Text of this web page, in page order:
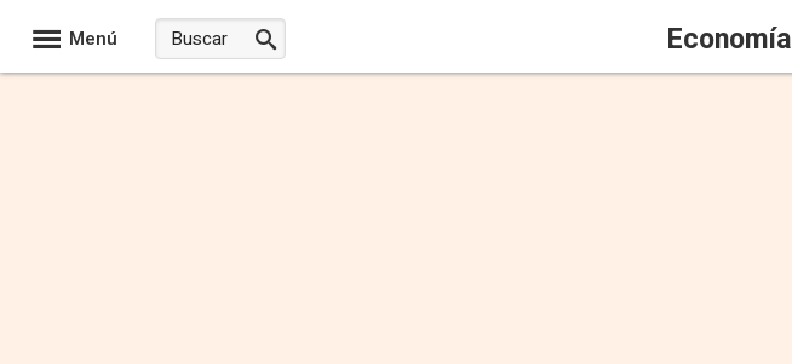
Menú Economía